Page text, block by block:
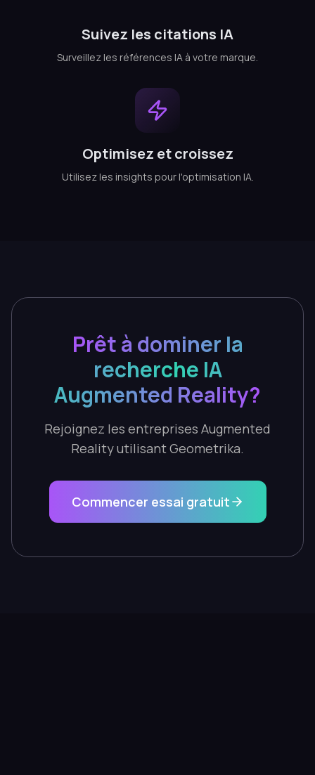
Suivez les citations IA
Surveillez les références IA à votre marque.
Optimisez et croissez
Utilisez les insights pour l'optimisation IA.
Prêt à dominer la
recherche IA
Augmented Reality?
Rejoignez les entreprises Augmented
Reality utilisant Geometrika.
Commencer essai gratuit